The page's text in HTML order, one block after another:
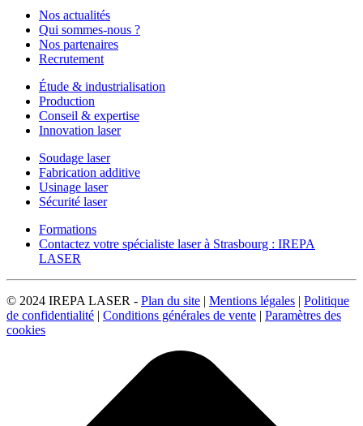
Nos actualités
Qui sommes-nous ?
Nos partenaires
Recrutement
Étude & industrialisation
Production
Conseil & expertise
Innovation laser
Soudage laser
Fabrication additive
Usinage laser
Sécurité laser
Formations
Contactez votre spécialiste laser à Strasbourg : IREPA
LASER
© 2024 IREPA LASER - Plan du site | Mentions légales | Politique
de confidentialité | Conditions générales de vente | Paramètres des
cookies